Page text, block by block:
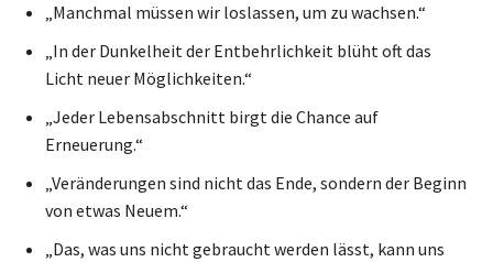
„Manchmal müssen wir loslassen, um zu wachsen.“
„In der Dunkelheit der Entbehrlichkeit blüht oft das
Licht neuer Möglichkeiten.“
„Jeder Lebensabschnitt birgt die Chance auf
Erneuerung.“
„Veränderungen sind nicht das Ende, sondern der Beginn
von etwas Neuem.“
„Das, was uns nicht gebraucht werden lässt, kann uns